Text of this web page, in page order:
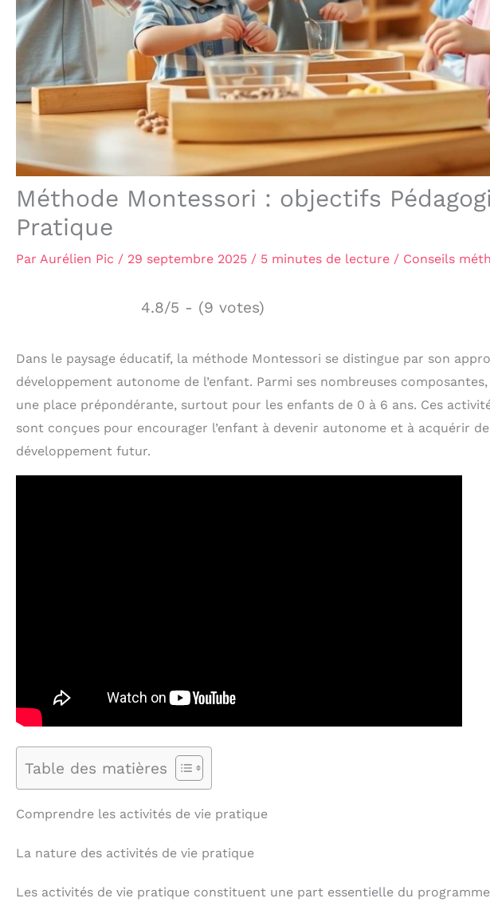
Méthode Montessori : objectifs
Pratique
Par Aurélien Pic / 29 septembre 2025 / 5 minutes de lecture / Conseils
4.8/5 - (9 votes)
Dans le paysage éducatif, la méthode Montessori se distingue par son
développement autonome de l’enfant. Parmi ses nombreuses
une place prépondérante, surtout pour les enfants de 0 à 6 ans. Ces
sont conçues pour encourager l’enfant à devenir autonome et à acquérir
développement futur.
Table des matières
Comprendre les activités de vie pratique
La nature des activités de vie pratique
Les activités de vie pratique constituent une part essentielle du